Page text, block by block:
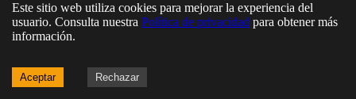
Este sitio web utiliza cookies para mejorar la experiencia del
usuario. Consulta nuestra Política de privacidad para obtener más
información.
Aceptar Rechazar